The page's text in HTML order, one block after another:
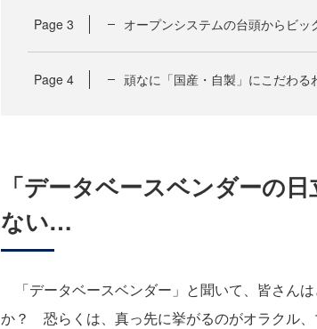
Page 3 オープンシステムの台頭からビッ
Page 4 頑なに「国産・自製」にこだわる
「データベースベンダーの
ない…
「データベースベンダー」と聞いて、皆さん
か？ 恐らくは、真っ先に挙がるのがオラクル